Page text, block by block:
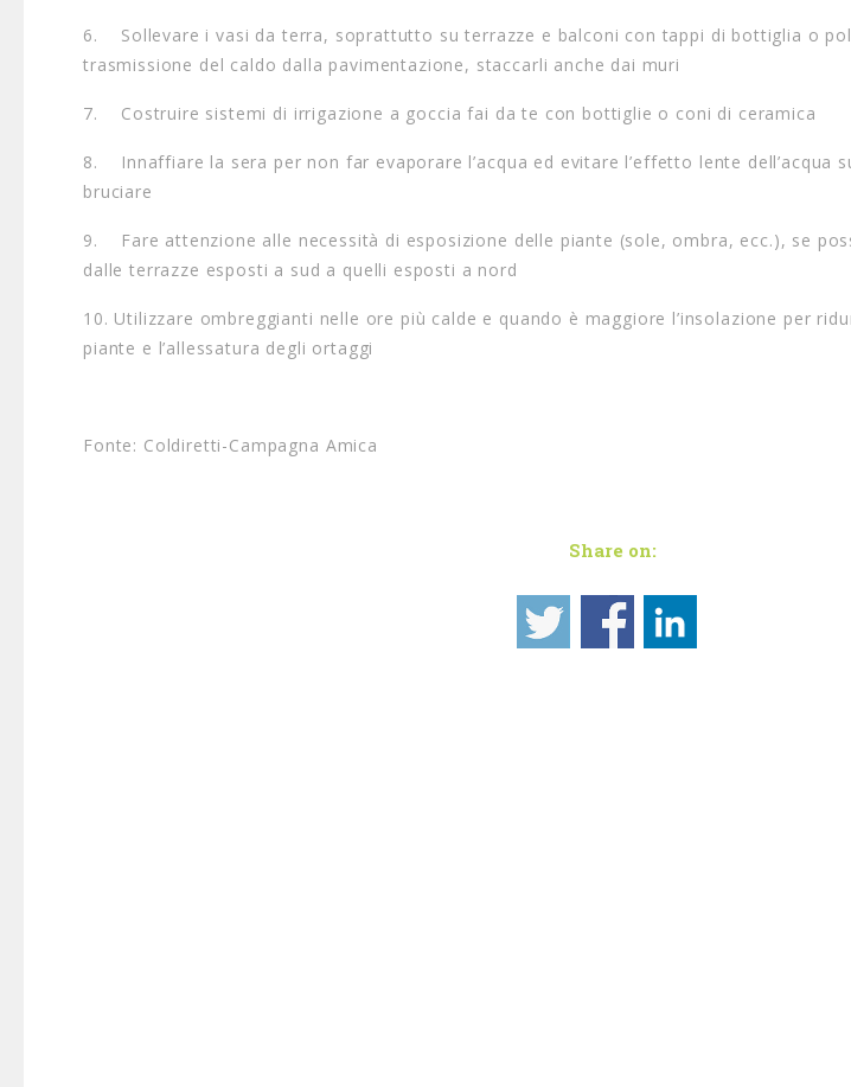
6. Sollevare i vasi da terra, soprattutto su terrazze e balconi con tappi di bottiglia o
trasmissione del caldo dalla pavimentazione, staccarli anche dai muri
7. Costruire sistemi di irrigazione a goccia fai da te con bottiglie o coni di ceramica
8. Innaffiare la sera per non far evaporare l’acqua ed evitare l’effetto lente dell’acqua
bruciare
9. Fare attenzione alle necessità di esposizione delle piante (sole, ombra, ecc.), se
dalle terrazze esposti a sud a quelli esposti a nord
10. Utilizzare ombreggianti nelle ore più calde e quando è maggiore l’insolazione per
piante e l’allessatura degli ortaggi
Fonte: Coldiretti-Campagna Amica​
Share on: